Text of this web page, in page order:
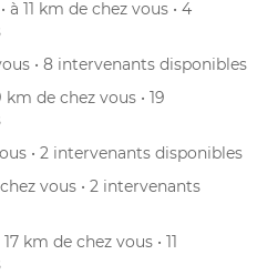
• à 11 km de chez vous • 4
• 8 intervenants disponibles
km de chez vous • 19
• 2 intervenants disponibles
vous • 2 intervenants
17 km de chez vous • 11